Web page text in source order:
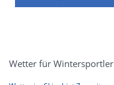
Wetter für Wintersportler